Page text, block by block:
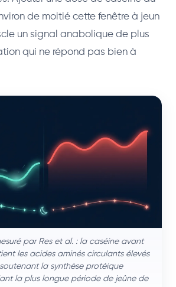
de moitié cette fenêtre à jeun
un signal anabolique de plus
qui ne répond pas bien à
par Res et al. : la caséine avant
les acides aminés circulants élevés
la synthèse protéique
la plus longue période de jeûne de